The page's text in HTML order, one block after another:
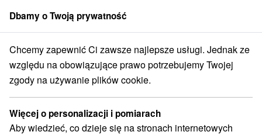
członek grupySorger
Atrakcje na Słowacji Ośrodek narciarski Veporské vrchy
Ośrodek narciarski Veporské vrchy
Kategorie
Dbamy o Twoją prywatność
Chcemy zapewnić Ci zawsze najlepsze usługi. Jednak ze
względu na obowiązujące prawo potrzebujemy Twojej
zgody na używanie plików cookie.
Więcej o personalizacji i pomiarach
Aby wiedzieć, co dzieje się na stronach internetowych